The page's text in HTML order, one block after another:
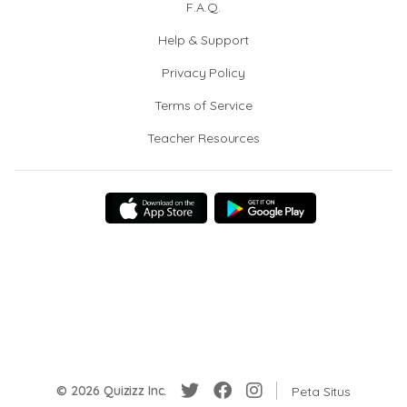
F.A.Q.
Help & Support
Privacy Policy
Terms of Service
Teacher Resources
© 2026 Quizizz Inc. Peta Situs